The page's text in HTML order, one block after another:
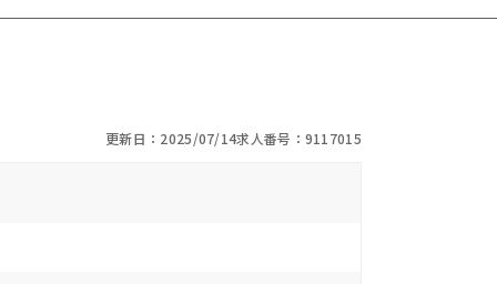
更新日：2025/07/14求人番号：9117015